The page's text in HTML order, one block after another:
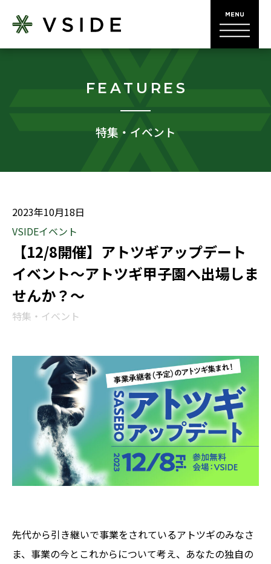
FEATURES
特集・イベント
2023年10月18日
VSIDEイベント
【12/8開催】アトツギアップデート
イベント〜アトツギ甲子園へ出場しま
せんか？〜
特集・イベント
先代から引き継いで事業をされているアトツギのみなさ
ま、事業の今とこれからについて考え、あなたの独自の